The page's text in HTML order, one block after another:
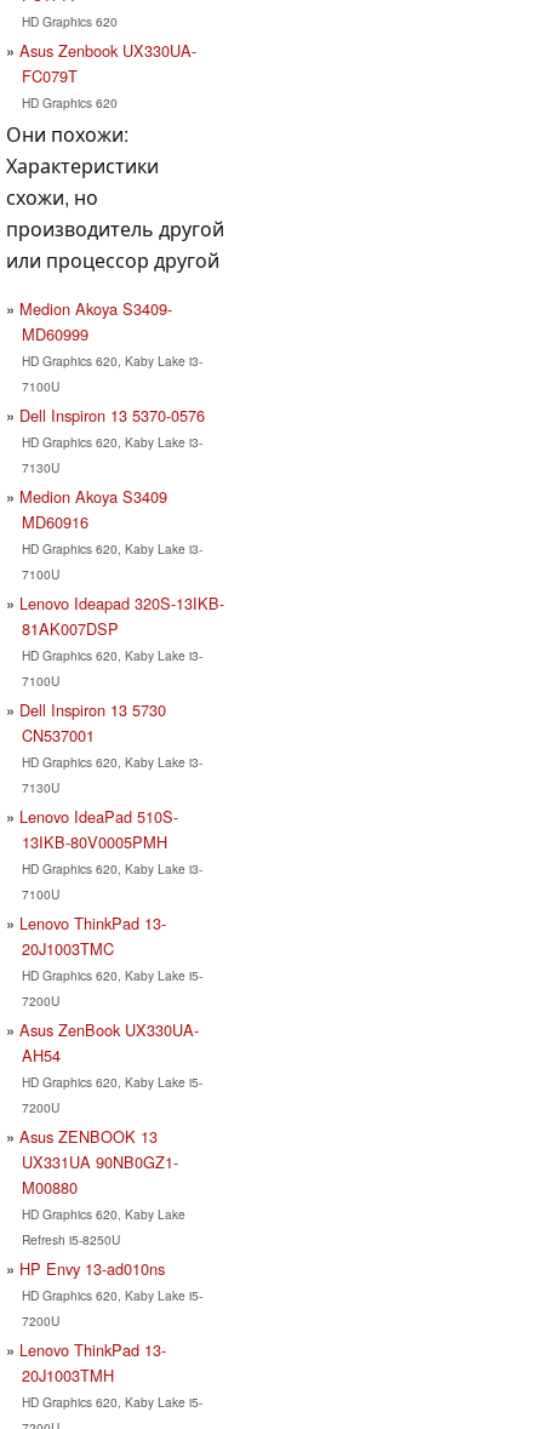
HD Graphics 620
Asus Zenbook UX330UA-
FC079T
HD Graphics 620
Они похожи:
Характеристики
схожи, но
производитель другой
или процессор другой
Medion Akoya S3409-
MD60999
HD Graphics 620, Kaby Lake i3-
7100U
Dell Inspiron 13 5370-0576
HD Graphics 620, Kaby Lake i3-
7130U
Medion Akoya S3409
MD60916
HD Graphics 620, Kaby Lake i3-
7100U
Lenovo Ideapad 320S-13IKB-
81AK007DSP
HD Graphics 620, Kaby Lake i3-
7100U
Dell Inspiron 13 5730
CN537001
HD Graphics 620, Kaby Lake i3-
7130U
Lenovo IdeaPad 510S-
13IKB-80V0005PMH
HD Graphics 620, Kaby Lake i3-
7100U
Lenovo ThinkPad 13-
20J1003TMC
HD Graphics 620, Kaby Lake i5-
7200U
Asus ZenBook UX330UA-
AH54
HD Graphics 620, Kaby Lake i5-
7200U
Asus ZENBOOK 13
UX331UA 90NB0GZ1-
M00880
HD Graphics 620, Kaby Lake
Refresh i5-8250U
HP Envy 13-ad010ns
HD Graphics 620, Kaby Lake i5-
7200U
Lenovo ThinkPad 13-
20J1003TMH
HD Graphics 620, Kaby Lake i5-